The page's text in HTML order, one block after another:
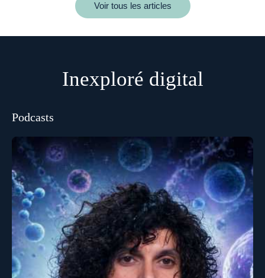
Voir tous les articles
Inexploré digital
Podcasts